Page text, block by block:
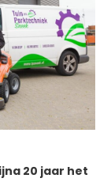
20 jaar het